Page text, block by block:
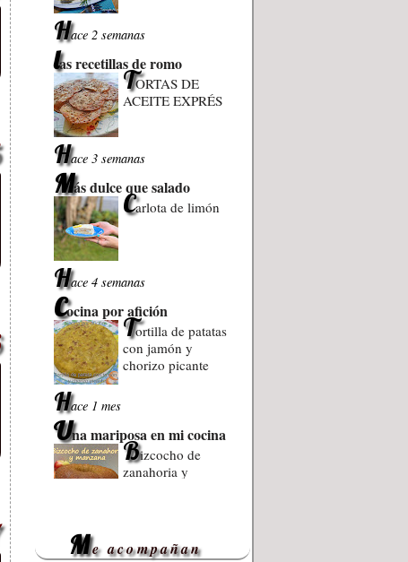
Hace 2 semanas
las recetillas de romo
TORTAS DE
ACEITE EXPRÉS
Hace 3 semanas
Más dulce que salado
Carlota de limón
Hace 4 semanas
Cocina por afición
Tortilla de patatas
con jamón y
chorizo picante
Hace 1 mes
Una mariposa en mi cocina
Bizcocho de
zanahoria y
ace 2 meses
AMe acompañan